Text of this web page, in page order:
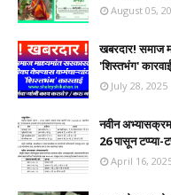
August 05,
खबरदार! समाज
'शिस्तभंग' कारवाई
July 28, 2025
नवीन
26 पासून टप्प्या-
April 16,